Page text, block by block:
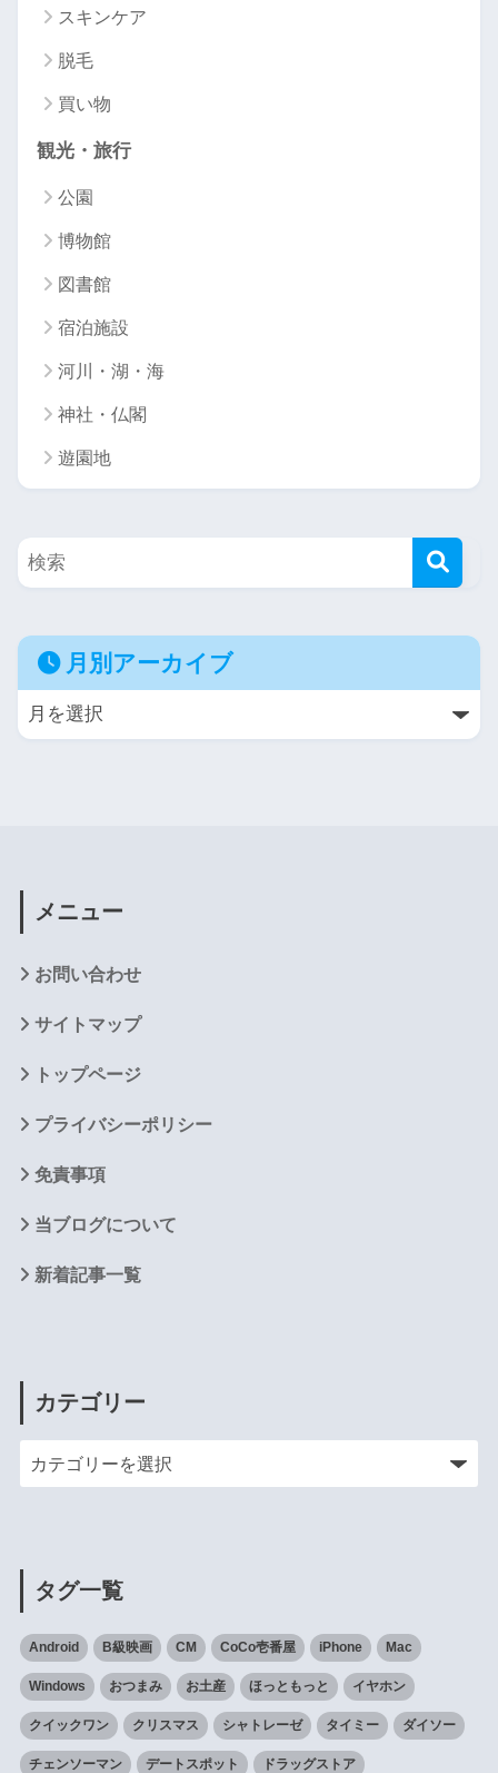
スキンケア
脱毛
買い物
観光・旅行
公園
博物館
図書館
宿泊施設
河川・湖・海
神社・仏閣
遊園地
月別アーカイブ
メニュー
お問い合わせ
サイトマップ
トップページ
プライバシーポリシー
免責事項
当ブログについて
新着記事一覧
カテゴリー
タグ一覧
Android B級映画 CM CoCo壱番屋 iPhone Mac
Windows おつまみ お土産 ほっともっと イヤホン
クイックワン クリスマス シャトレーゼ タイミー ダイソー
チェンソーマン デートスポット ドラッグストア